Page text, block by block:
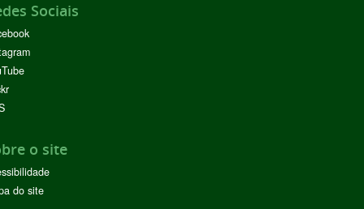
Sociais
o site
do site